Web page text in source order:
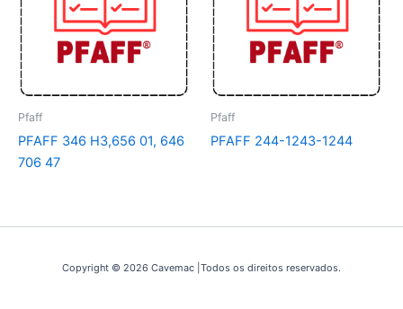
Pfaff
PFAFF 346 H3,656 01, 646
706 47
Pfaff
PFAFF 244-1243-1244
Copyright © 2026 Cavemac |Todos os direitos reservados.